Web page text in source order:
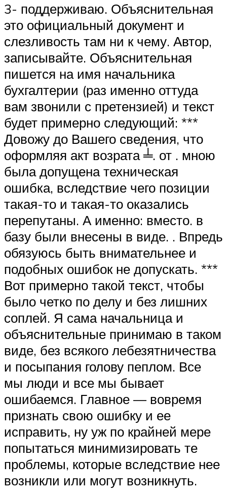
3- поддерживаю. Объяснительная
это официальный документ и
слезливость там ни к чему. Автор,
записывайте. Объяснительная
пишется на имя начальника
бухгалтерии (раз именно оттуда
вам звонили с претензией) и текст
будет примерно следующий: ***
Довожу до Вашего сведения, что
оформляя акт возрата ╧. от . мною
была допущена техническая
ошибка, вследствие чего позиции
такая-то и такая-то оказались
перепутаны. А именно: вместо. в
базу были внесены в виде. . Впредь
обязуюсь быть внимательнее и
подобных ошибок не допускать. ***
Вот примерно такой текст, чтобы
было четко по делу и без лишних
соплей. Я сама начальница и
объяснительные принимаю в таком
виде, без всякого лебезятничества
и посыпания голову пеплом. Все
мы люди и все мы бывает
ошибаемся. Главное — вовремя
признать свою ошибку и ее
исправить, ну уж по крайней мере
попытаться минимизировать те
проблемы, которые вследствие нее
возникли или могут возникнуть.